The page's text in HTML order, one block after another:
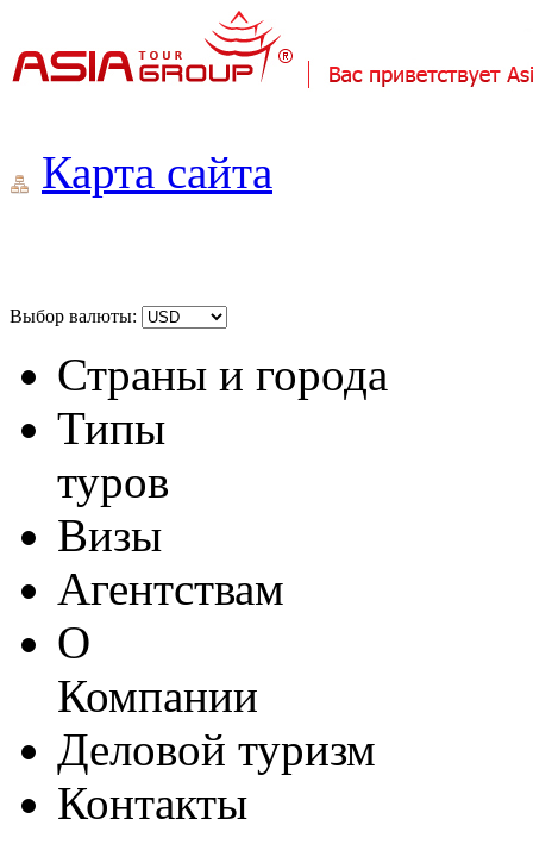
Карта сайта
Выбор валюты:
Страны и города
Типы
туров
Визы
Агентствам
О
Компании
Деловой туризм
Контакты